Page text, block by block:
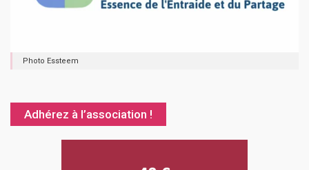
Photo Essteem
Adhérez à l’association !